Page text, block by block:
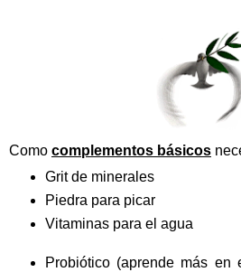
Como complementos básicos
Grit de minerales
Piedra para picar
Vitaminas para el agua
Probiótico (aprende más en